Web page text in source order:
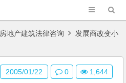
房地产建筑法律咨询 发展商改变小
2005/01/22 0 1,644